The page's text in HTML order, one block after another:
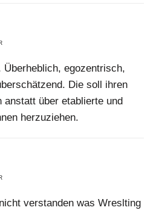
Überheblich, egozentrisch,
Die soll ihren
anstatt über etablierte und
herzuziehen.
verstanden was Wreslting